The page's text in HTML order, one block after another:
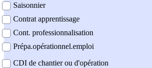
Saisonnier
Contrat apprentissage
Cont. professionnalisation
Prépa.opérationnel.emploi
CDI de chantier ou d'opération